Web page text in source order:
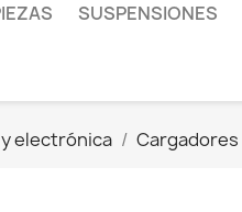
SUSPENSIONES
electrónica Cargadores